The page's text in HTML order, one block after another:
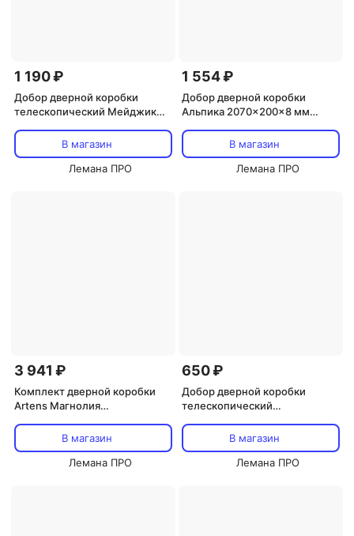
1 190 ₽
Добор дверной коробки
телескопический Мейджик
В магазин
Лемана ПРО
1 554 ₽
Добор дверной коробки
Альпика 2070x200x8 мм
В магазин
Лемана ПРО
3 941 ₽
Комплект дверной коробки
Artens Магнолия
см ПВХ ламинация белое
дерево (2.5шт.)
В магазин
Лемана ПРО
650 ₽
Добор дверной коробки
телескопический
В магазин
Лемана ПРО